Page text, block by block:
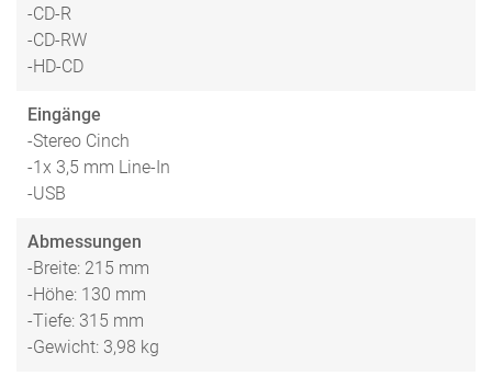
-CD-R
-CD-RW
-HD-CD
Eingänge
-Stereo Cinch
-1x 3,5 mm Line-In
-USB
Abmessungen
-Breite: 215 mm
-Höhe: 130 mm
-Tiefe: 315 mm
-Gewicht: 3,98 kg